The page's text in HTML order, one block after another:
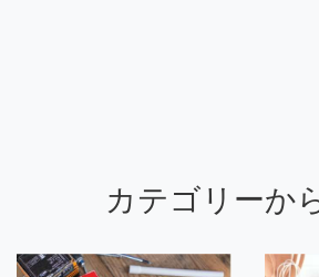
カテゴリーか